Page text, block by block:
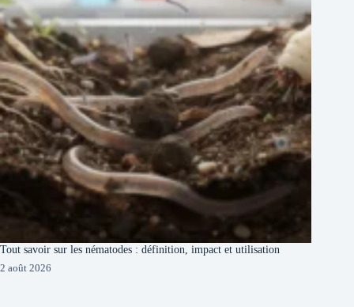
Tout savoir sur les nématodes : définition, impact et utilisation
2 août 2026